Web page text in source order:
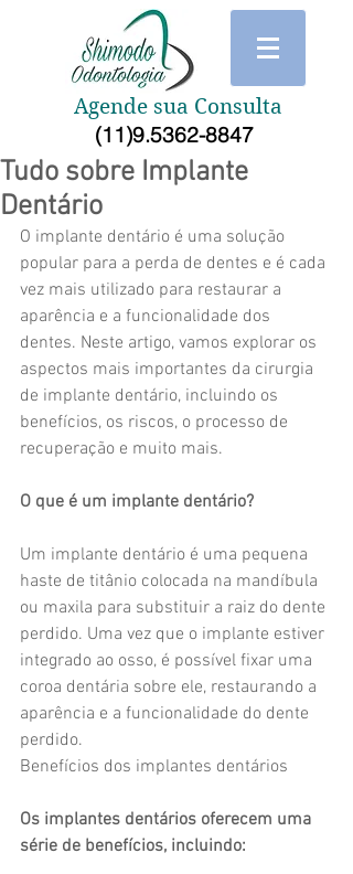
Agende sua Consulta
(11)9.5362-8847
Tudo sobre Implante
Dentário
O implante dentário é uma solução
popular para a perda de dentes e é cada
vez mais utilizado para restaurar a
aparência e a funcionalidade dos
dentes. Neste artigo, vamos explorar os
aspectos mais importantes da cirurgia
de implante dentário, incluindo os
benefícios, os riscos, o processo de
recuperação e muito mais.
O que é um implante dentário?
Um implante dentário é uma pequena
haste de titânio colocada na mandíbula
ou maxila para substituir a raiz do dente
perdido. Uma vez que o implante estiver
integrado ao osso, é possível fixar uma
coroa dentária sobre ele, restaurando a
aparência e a funcionalidade do dente
perdido.
Benefícios dos implantes dentários
Os implantes dentários oferecem uma
série de benefícios, incluindo: